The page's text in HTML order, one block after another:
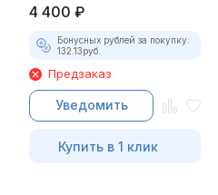
4 400 ₽
Бонусных рублей за покупку:
132.13руб.
Предзаказ
Уведомить
Купить в 1 клик